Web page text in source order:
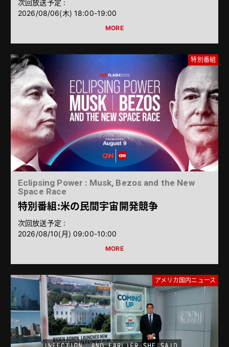
次回放送予定 :
2026/08/06（木） 18:00-19:00
Eclipsing Power : Musk, Bezos and the New
Space Race
特別番組：米の民間宇宙開発競争
次回放送予定 :
2026/08/10（月） 09:00-10:00
特別番組
アメリカ国内ニュース